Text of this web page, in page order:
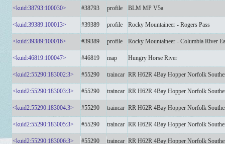
<kuid:38793:100030> #38793 profile BLM MP V5a
<kuid:39389:100013> #39389 profile Rocky Mountaineer - Rogers Pass
<kuid:39389:100016> #39389 profile Rocky Mountaineer - Columbia River
<kuid:46819:100047> #46819 map Hungry Horse River
<kuid2:55290:183002:3> #55290 traincar RR H62R 4Bay Hopper Norfolk
<kuid2:55290:183003:3> #55290 traincar RR H62R 4Bay Hopper Norfolk
<kuid2:55290:183004:3> #55290 traincar RR H62R 4Bay Hopper Norfolk
<kuid2:55290:183005:3> #55290 traincar RR H62R 4Bay Hopper Norfolk
<kuid2:55290:183006:3> #55290 traincar RR H62R 4Bay Hopper Norfolk